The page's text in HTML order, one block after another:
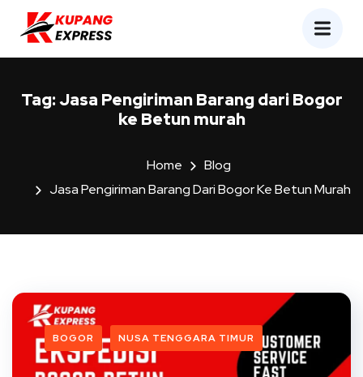
Tag:Jasa Pengiriman Barang dari Bogor
ke Betun murah
Home
Blog
Jasa Pengiriman Barang Dari Bogor Ke Betun Murah
BOGOR NUSA TENGGARA TIMUR